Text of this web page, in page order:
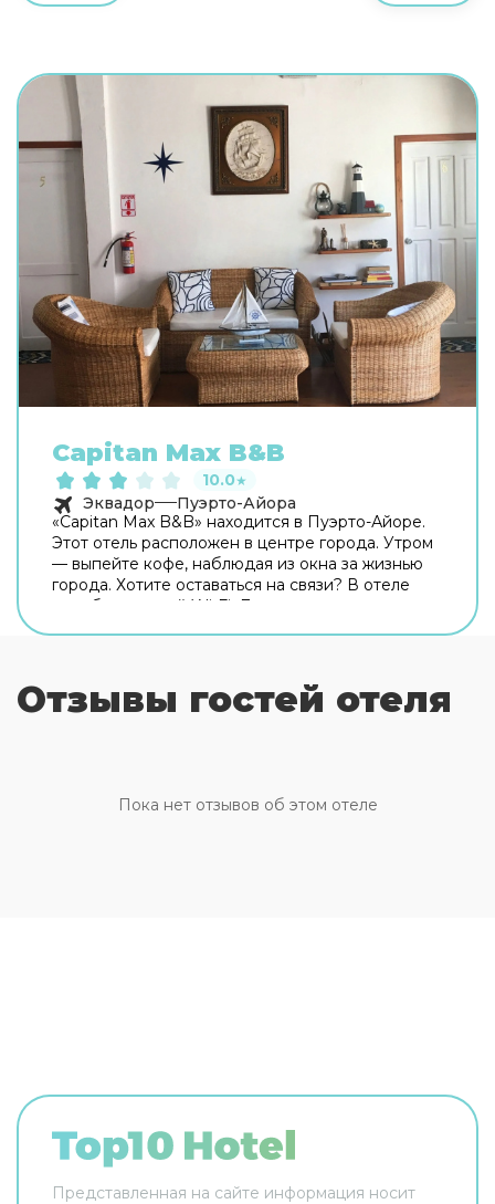
Capitan Max B&B
10.0★
Эквадор
Пуэрто-Айора
«Capitan Max B&B» находится в Пуэрто-Айоре.
Этот отель расположен в центре города. Утром
— выпейте кофе, наблюдая из окна за жизнью
города. Хотите оставаться на связи? В отеле
есть бесплатный Wi-Fi. Дополнительно:
душ. Перечисленные услуги есть не во всех
номерах.
Отзывы гостей отеля
Пока нет отзывов об этом отеле
Представленная на сайте информация носит